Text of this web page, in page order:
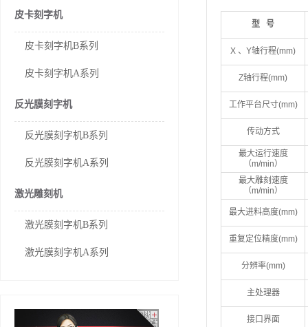
皮卡刻字机
皮卡刻字机B系列
皮卡刻字机A系列
反光膜刻字机
反光膜刻字机B系列
反光膜刻字机A系列
激光雕刻机
激光膜刻字机B系列
激光膜刻字机A系列
型 号
X 、Y轴行程(mm)
Z轴行程(mm)
工作平台尺寸(mm)
传动方式
最大运行速度
（m/min）
最大雕刻速度
（m/min）
最大进料高度(mm)
重复定位精度(mm)
分辨率(mm)
主处理器
接口界面